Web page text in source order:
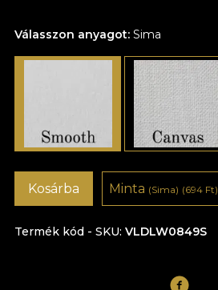
Válasszon anyagot: Sima
Termék kód - SKU VLDLW0849S
Kosárba Minta (Sima) (694 Ft)